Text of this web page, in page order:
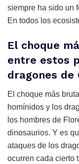
siempre ha sido un
En todos los
El choque
entre estos
dragones de
El choque más
homínidos y los
los hombres de
dinosaurios. Y es
ataques de los
ocurren cada cierto